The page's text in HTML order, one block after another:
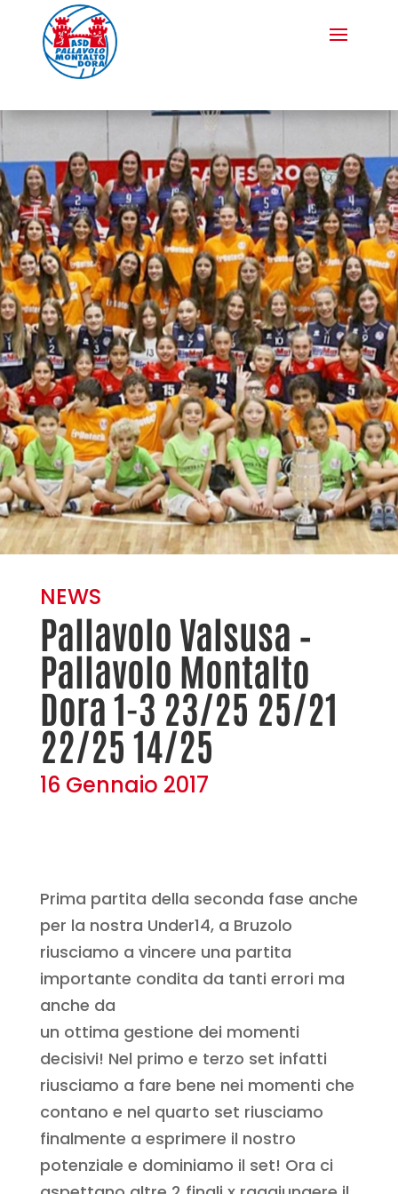
NEWS
Pallavolo Valsusa –
Pallavolo Montalto
Dora 1-3 23/25 25/21
22/25 14/25
16 Gennaio 2017
Prima partita della seconda fase anche
per la nostra Under14, a Bruzolo
riusciamo a vincere una partita
importante condita da tanti errori ma
anche da
un ottima gestione dei momenti
decisivi! Nel primo e terzo set infatti
riusciamo a fare bene nei momenti che
contano e nel quarto set riusciamo
finalmente a esprimere il nostro
potenziale e dominiamo il set! Ora ci